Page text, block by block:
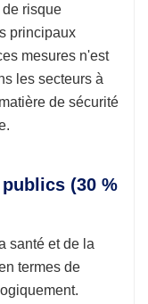
risque
principaux
mesures n'est
les secteurs à
de sécurité
(30 %
santé et de la
termes de